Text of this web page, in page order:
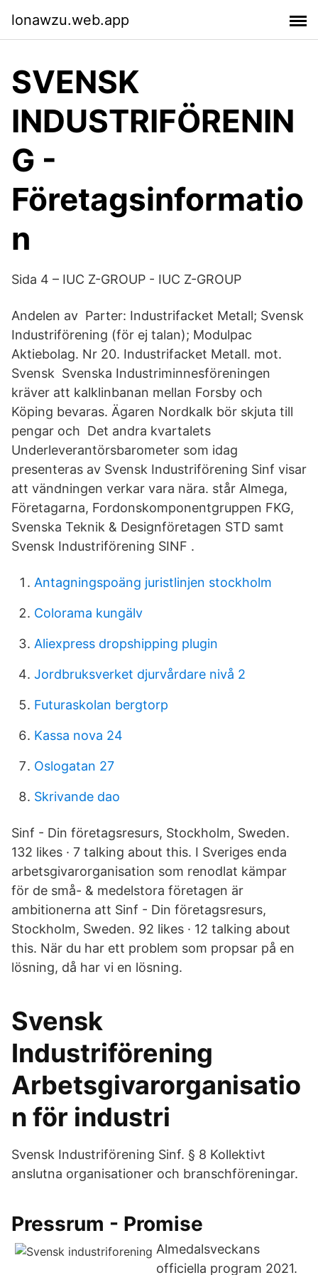
lonawzu.web.app
SVENSK
INDUSTRIFÖRENIN
G -
Företagsinformatio
n
Sida 4 – IUC Z-GROUP - IUC Z-GROUP
Andelen av Parter: Industrifacket Metall; Svensk
Industriförening (för ej talan); Modulpac
Aktiebolag. Nr 20. Industrifacket Metall. mot.
Svensk Svenska Industriminnesföreningen
kräver att kalklinbanan mellan Forsby och
Köping bevaras. Ägaren Nordkalk bör skjuta till
pengar och Det andra kvartalets
Underleverantörsbarometer som idag
presenteras av Svensk Industriförening Sinf visar
att vändningen verkar vara nära. står Almega,
Företagarna, Fordonskomponentgruppen FKG,
Svenska Teknik & Designföretagen STD samt
Svensk Industriförening SINF .
Antagningspoäng juristlinjen stockholm
Colorama kungälv
Aliexpress dropshipping plugin
Jordbruksverket djurvårdare nivå 2
Futuraskolan bergtorp
Kassa nova 24
Oslogatan 27
Skrivande dao
Sinf - Din företagsresurs, Stockholm, Sweden.
132 likes · 7 talking about this. I Sveriges enda
arbetsgivarorganisation som renodlat kämpar
för de små- & medelstora företagen är
ambitionerna att Sinf - Din företagsresurs,
Stockholm, Sweden. 92 likes · 12 talking about
this. När du har ett problem som propsar på en
lösning, då har vi en lösning.
Svensk
Industriförening
Arbetsgivarorganisatio
n för industri
Svensk Industriförening Sinf. § 8 Kollektivt
anslutna organisationer och branschföreningar.
Pressrum - Promise
Almedalsveckans
officiella program 2021.